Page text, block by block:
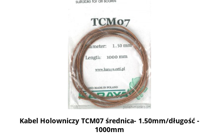
Kabel Holowniczy TCM07 średnica- 1.50mm/długość -
1000mm